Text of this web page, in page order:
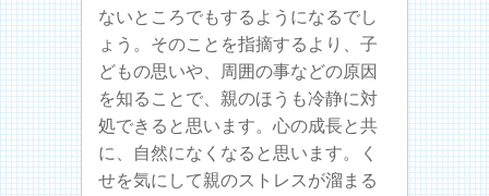
ないところでもするようになるでし
ょう。そのことを指摘するより、子
どもの思いや、周囲の事などの原因
を知ることで、親のほうも冷静に対
処できると思います。心の成長と共
に、自然になくなると思います。く
せを気にして親のストレスが溜まる